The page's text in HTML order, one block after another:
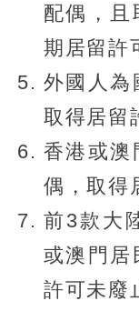
配偶，且
期居留許
外國人為
取得居留
香港或澳
偶，取得
前3款大
或澳門居
許可未廢